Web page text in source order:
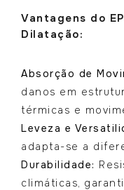
Vantagens do
Dilatação:
Absorção de
danos em
térmicas e
Leveza e
adapta-se a
Durabilidade:
climáticas,